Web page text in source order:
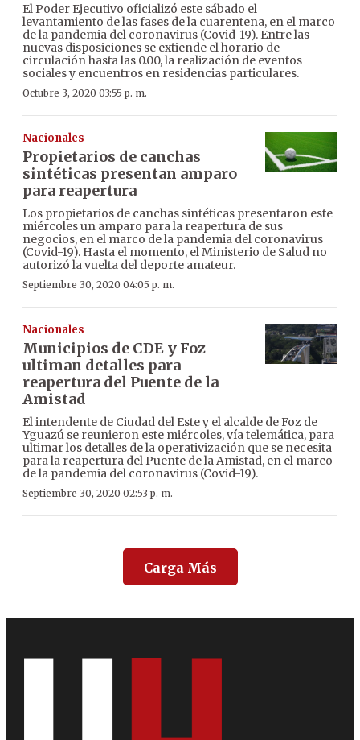
El Poder Ejecutivo oficializó este sábado el
levantamiento de las fases de la cuarentena, en el marco
de la pandemia del coronavirus (Covid-19). Entre las
nuevas disposiciones se extiende el horario de
circulación hasta las 0.00, la realización de eventos
sociales y encuentros en residencias particulares.
Octubre 3, 2020 03:55 p. m.
Nacionales
Propietarios de canchas
sintéticas presentan amparo
para reapertura
Los propietarios de canchas sintéticas presentaron este
miércoles un amparo para la reapertura de sus
negocios, en el marco de la pandemia del coronavirus
(Covid-19). Hasta el momento, el Ministerio de Salud no
autorizó la vuelta del deporte amateur.
Septiembre 30, 2020 04:05 p. m.
Nacionales
Municipios de CDE y Foz
ultiman detalles para
reapertura del Puente de la
Amistad
El intendente de Ciudad del Este y el alcalde de Foz de
Yguazú se reunieron este miércoles, vía telemática, para
ultimar los detalles de la operativización que se necesita
para la reapertura del Puente de la Amistad, en el marco
de la pandemia del coronavirus (Covid-19).
Septiembre 30, 2020 02:53 p. m.
Carga Más